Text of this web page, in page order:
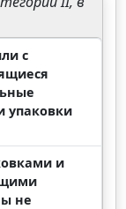
с
упаковки
и
не